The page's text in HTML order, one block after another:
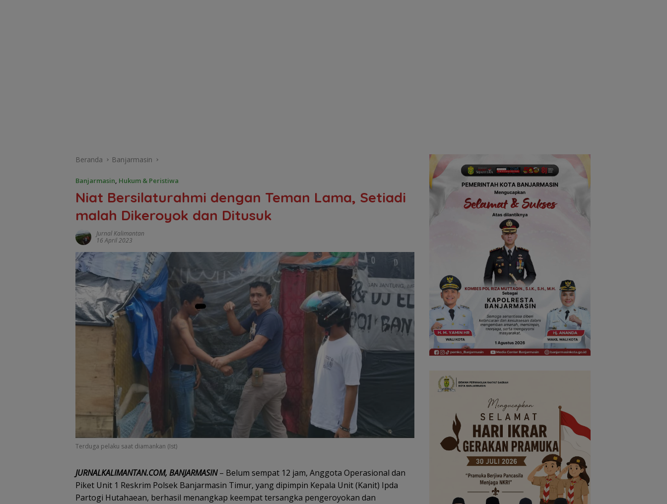
Beranda Banjarmasin
Banjarmasin, Hukum & Peristiwa
Niat Bersilaturahmi dengan Teman Lama, Setiadi
malah Dikeroyok dan Ditusuk
Jurnal Kalimantan
16 April 2023
Terduga pelaku saat diamankan (Ist)
JURNALKALIMANTAN.COM, BANJARMASIN– Belum sempat 12 jam, Anggota Operasional dan
Piket Unit 1 Reskrim Polsek Banjarmasin Timur, yang dipimpin Kepala Unit (Kanit) Ipda
Partogi Hutahaean, berhasil menangkap keempat tersangka pengeroyokan dan